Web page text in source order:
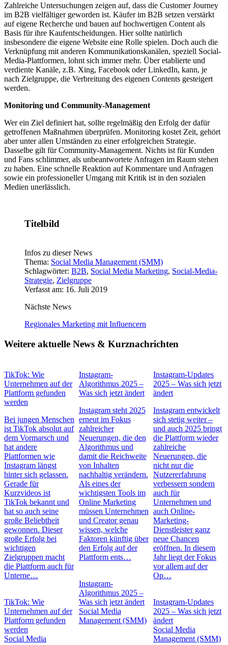
Zahlreiche Untersuchungen zeigen auf, dass die Customer Journey
im B2B vielfältiger geworden ist. Käufer im B2B setzen verstärkt
auf eigene Recherche und bauen auf hochwertigen Content als
Basis für ihre Kaufentscheidungen. Hier sollte natürlich
insbesondere die eigene Website eine Rolle spielen. Doch auch die
Verknüpfung mit anderen Kommunikationskanälen, speziell Social-
Media-Plattformen, lohnt sich immer mehr. Über etablierte und
verdiente Kanäle, z.B. Xing, Facebook oder LinkedIn, kann, je
nach Zielgruppe, die Verbreitung des eigenen Contents gesteigert
werden.
Monitoring und Community-Management
Wer ein Ziel definiert hat, sollte regelmäßig den Erfolg der dafür
getroffenen Maßnahmen überprüfen. Monitoring kostet Zeit, gehört
aber unter allen Umständen zu einer erfolgreichen Strategie.
Dasselbe gilt für Community-Management. Nichts ist für Kunden
und Fans schlimmer, als unbeantwortete Anfragen im Raum stehen
zu haben. Eine schnelle Reaktion auf Kommentare und Anfragen
sowie ein professioneller Umgang mit Kritik ist in den sozialen
Medien unerlässlich.
Titelbild
Infos zu dieser News
Thema: Social Media Management (SMM)
Schlagwörter: B2B, Social Media Marketing, Social-Media-
Strategie, Zielgruppe
Verfasst am: 16. Juli 2019
Nächste News
Regionales Marketing mit Influencern
Weitere aktuelle News & Kurznachrichten
TikTok: Wie
Unternehmen auf der
Plattform gefunden
werden
Bei jungen Menschen
ist TikTok absolut auf
dem Vormarsch und
hat andere
Plattformen wie
Instagram längst
hinter sich gelassen.
Gerade für
Kurzvideos ist
TikTok bekannt und
hat so auch seine
große Beliebtheit
gewonnen. Dieser
große Erfolg bei
wichtigen
Zielgruppen macht
die Plattform auch für
Unterne…
TikTok: Wie
Unternehmen auf der
Plattform gefunden
werden
Social Media
Instagram-
Algorithmus 2025 –
Was sich jetzt ändert
Instagram steht 2025
erneut im Fokus
zahlreicher
Neuerungen, die den
Algorithmus und
damit die Reichweite
von Inhalten
nachhaltig verändern.
Als eines der
wichtigsten Tools im
Online Marketing
müssen Unternehmen
und Creator genau
wissen, welche
Faktoren künftig über
den Erfolg auf der
Plattform ents…
Instagram-
Algorithmus 2025 –
Was sich jetzt ändert
Social Media
Management (SMM)
Instagram-Updates
2025 – Was sich jetzt
ändert
Instagram entwickelt
sich stetig weiter –
und auch 2025 bringt
die Plattform wieder
zahlreiche
Neuerungen, die
nicht nur die
Nutzererfahrung
verbessern sondern
auch für
Unternehmen und
auch Online-
Marketing-
Dienstleister ganz
neue Chancen
eröffnen. In diesem
Jahr liegt der Fokus
vor allem auf der
Op…
Instagram-Updates
2025 – Was sich jetzt
ändert
Social Media
Management (SMM)